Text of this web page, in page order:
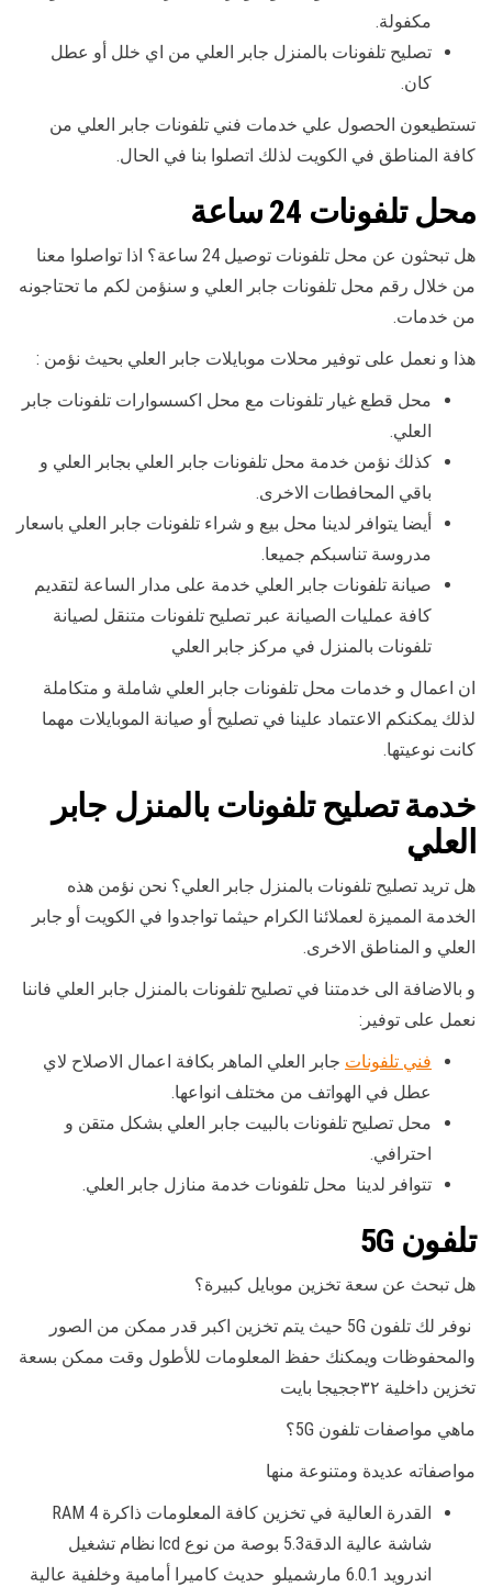
مكفولة.
تصليح تلفونات بالمنزل جابر العلي من اي خلل أو عطل
كان.
تستطيعون الحصول علي خدمات فني تلفونات جابر العلي من
كافة المناطق في الكويت لذلك اتصلوا بنا في الحال.
محل تلفونات 24 ساعة
هل تبحثون عن محل تلفونات توصيل 24 ساعة؟ اذا تواصلوا معنا
من خلال رقم محل تلفونات جابر العلي و سنؤمن لكم ما تحتاجونه
من خدمات.
هذا و نعمل على توفير محلات موبايلات جابر العلي بحيث نؤمن :
محل قطع غيار تلفونات مع محل اكسسوارات تلفونات جابر
العلي.
كذلك نؤمن خدمة محل تلفونات جابر العلي بجابر العلي و
باقي المحافطات الاخرى.
أيضا يتوافر لدينا محل بيع و شراء تلفونات جابر العلي باسعار
مدروسة تناسبكم جميعا.
صيانة تلفونات جابر العلي خدمة على مدار الساعة لتقديم
كافة عمليات الصيانة عبر تصليح تلفونات متنقل لصيانة
تلفونات بالمنزل في مركز جابر العلي
ان اعمال و خدمات محل تلفونات جابر العلي شاملة و متكاملة
لذلك يمكنكم الاعتماد علينا في تصليح أو صيانة الموبايلات مهما
كانت نوعيتها.
خدمة تصليح تلفونات بالمنزل جابر
العلي
هل تريد تصليح تلفونات بالمنزل جابر العلي؟ نحن نؤمن هذه
الخدمة المميزة لعملائنا الكرام حيثما تواجدوا في الكويت أو جابر
العلي و المناطق الاخرى.
و بالاضافة الى خدمتنا في تصليح تلفونات بالمنزل جابر العلي فاننا
نعمل على توفير:
فني تلفونات جابر العلي الماهر بكافة اعمال الاصلاح لاي
عطل في الهواتف من مختلف انواعها.
محل تصليح تلفونات بالبيت جابر العلي بشكل متقن و
احترافي.
تتوافر لدينا محل تلفونات خدمة منازل جابر العلي.
تلفون 5G
هل تبحث عن سعة تخزين موبايل كبيرة؟
نوفر لك تلفون 5G حيث يتم تخزين اكبر قدر ممكن من الصور
والمحفوظات ويمكنك حفظ المعلومات للأطول وقت ممكن بسعة
تخزين داخلية ٣٢ججيجا بايت
ماهي مواصفات تلفون 5G؟
مواصفاته عديدة ومتنوعة منها
القدرة العالية في تخزين كافة المعلومات ذاكرة RAM 4
شاشة عالية الدقة5.3 بوصة من نوع lcd نظام تشغيل
اندرويد 6.0.1 مارشميلو حديث كاميرا أمامية وخلفية عالية